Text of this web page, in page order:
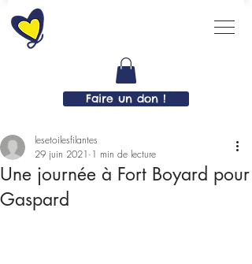
Faire un don !
Une journée à Fort Boyard pour
Gaspard
lesetoilesfilantes
29 juin 2021 1 min de lecture